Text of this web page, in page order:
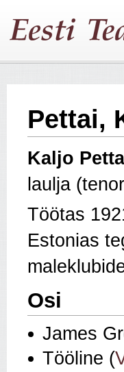
Pettai,
Kaljo
laulja
Töötas
Estonias
Osi
James
Tööline (